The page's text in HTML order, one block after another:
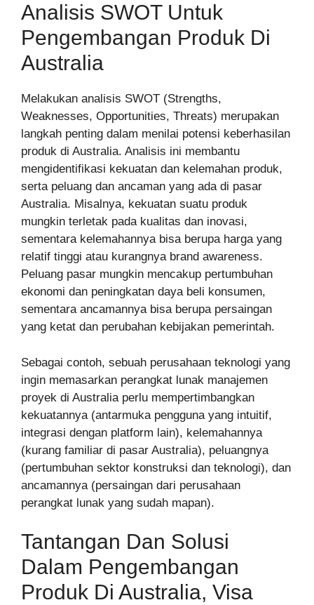
Analisis SWOT Untuk
Pengembangan Produk Di
Australia
Melakukan analisis SWOT (Strengths,
Weaknesses, Opportunities, Threats) merupakan
langkah penting dalam menilai potensi keberhasilan
produk di Australia. Analisis ini membantu
mengidentifikasi kekuatan dan kelemahan produk,
serta peluang dan ancaman yang ada di pasar
Australia. Misalnya, kekuatan suatu produk
mungkin terletak pada kualitas dan inovasi,
sementara kelemahannya bisa berupa harga yang
relatif tinggi atau kurangnya brand awareness.
Peluang pasar mungkin mencakup pertumbuhan
ekonomi dan peningkatan daya beli konsumen,
sementara ancamannya bisa berupa persaingan
yang ketat dan perubahan kebijakan pemerintah.
Sebagai contoh, sebuah perusahaan teknologi yang
ingin memasarkan perangkat lunak manajemen
proyek di Australia perlu mempertimbangkan
kekuatannya (antarmuka pengguna yang intuitif,
integrasi dengan platform lain), kelemahannya
(kurang familiar di pasar Australia), peluangnya
(pertumbuhan sektor konstruksi dan teknologi), dan
ancamannya (persaingan dari perusahaan
perangkat lunak yang sudah mapan).
Tantangan Dan Solusi
Dalam Pengembangan
Produk Di Australia, Visa